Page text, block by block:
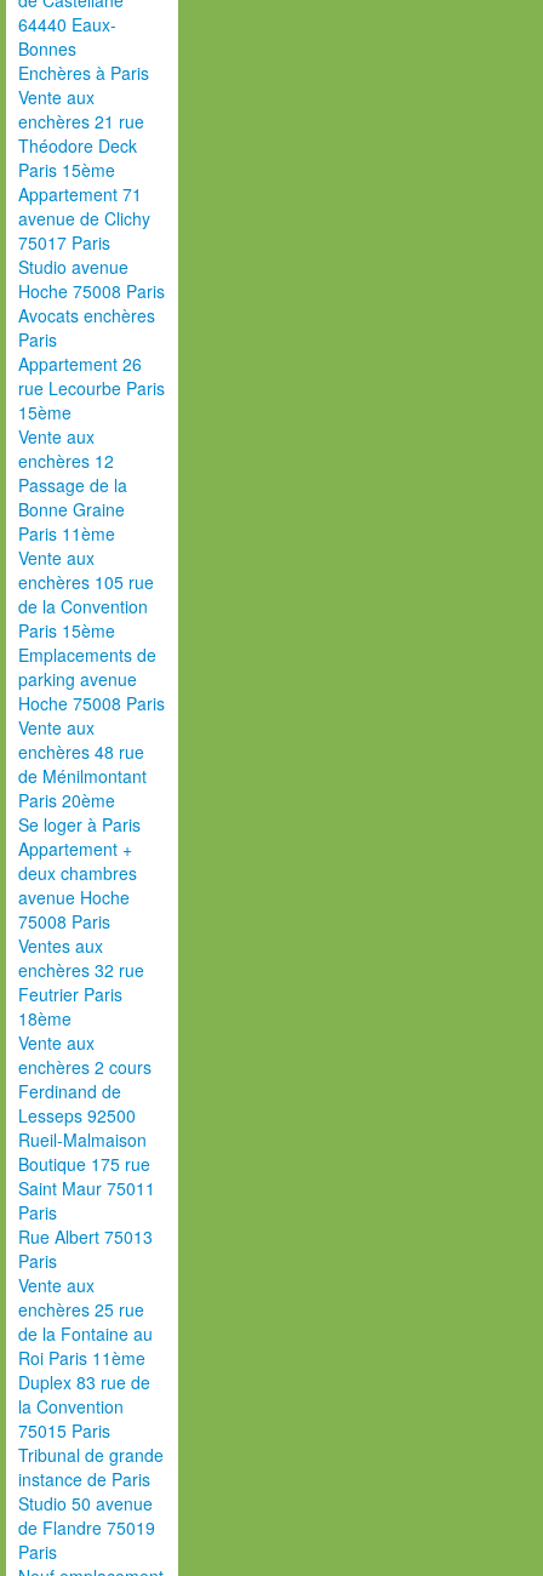
64440 Eaux-
Bonnes
Enchères à Paris
Vente aux
enchères 21 rue
Théodore Deck
Paris 15ème
Appartement 71
avenue de Clichy
75017 Paris
Studio avenue
Hoche 75008 Paris
Avocats enchères
Paris
Appartement 26
rue Lecourbe Paris
15ème
Vente aux
enchères 12
Passage de la
Bonne Graine
Paris 11ème
Vente aux
enchères 105 rue
de la Convention
Paris 15ème
Emplacements de
parking avenue
Hoche 75008 Paris
Vente aux
enchères 48 rue
de Ménilmontant
Paris 20ème
Se loger à Paris
Appartement +
deux chambres
avenue Hoche
75008 Paris
Ventes aux
enchères 32 rue
Feutrier Paris
18ème
Vente aux
enchères 2 cours
Ferdinand de
Lesseps 92500
Rueil-Malmaison
Boutique 175 rue
Saint Maur 75011
Paris
Rue Albert 75013
Paris
Vente aux
enchères 25 rue
de la Fontaine au
Roi Paris 11ème
Duplex 83 rue de
la Convention
75015 Paris
Tribunal de grande
instance de Paris
Studio 50 avenue
de Flandre 75019
Paris